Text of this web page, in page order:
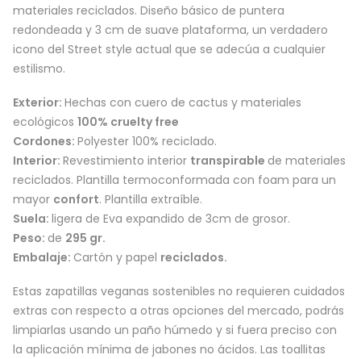
materiales reciclados. Diseño básico de puntera
redondeada y 3 cm de suave plataforma, un verdadero
icono del Street style actual que se adecúa a cualquier
estilismo.
Exterior: Hechas con cuero de cactus y materiales
ecológicos 100% cruelty free
Cordones: Polyester 100% reciclado.
Interior: Revestimiento interior transpirable de materiales
reciclados. Plantilla termoconformada con foam para un
mayor confort. Plantilla extraíble.
Suela: ligera de Eva expandido de 3cm de grosor.
Peso: de 295 gr.
Embalaje: Cartón y papel reciclados.
Estas zapatillas veganas sostenibles no requieren cuidados
extras con respecto a otras opciones del mercado, podrás
limpiarlas usando un paño húmedo y si fuera preciso con
la aplicación mínima de jabones no ácidos. Las toallitas